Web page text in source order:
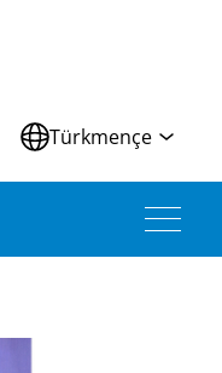
Türkmençe